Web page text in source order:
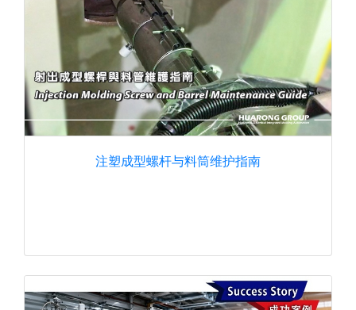
注塑成型螺杆与料筒维护指南